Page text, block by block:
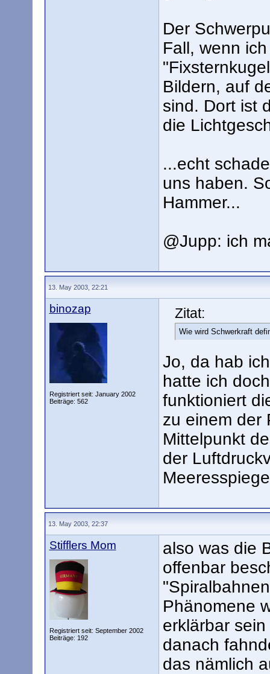
Der
Fall, wenn
Bildern, auf
sind. Dort ist
die
...echt
uns haben.
Hammer...
@Jupp: ich
13. May 2003, 22:21
binozap
Registriert seit: January 2002
Beiträge: 562
Zitat:
Wie wird Schwerkraft
Jo, da hab
hatte ich
funktioniert
zu einem der
Mittelpunkt
der
13. May 2003, 22:37
Stifflers Mom
Registriert seit: September 2002
Beiträge: 192
also was die
offenbar
Phänomene
erklärbar
danach
das nämlich